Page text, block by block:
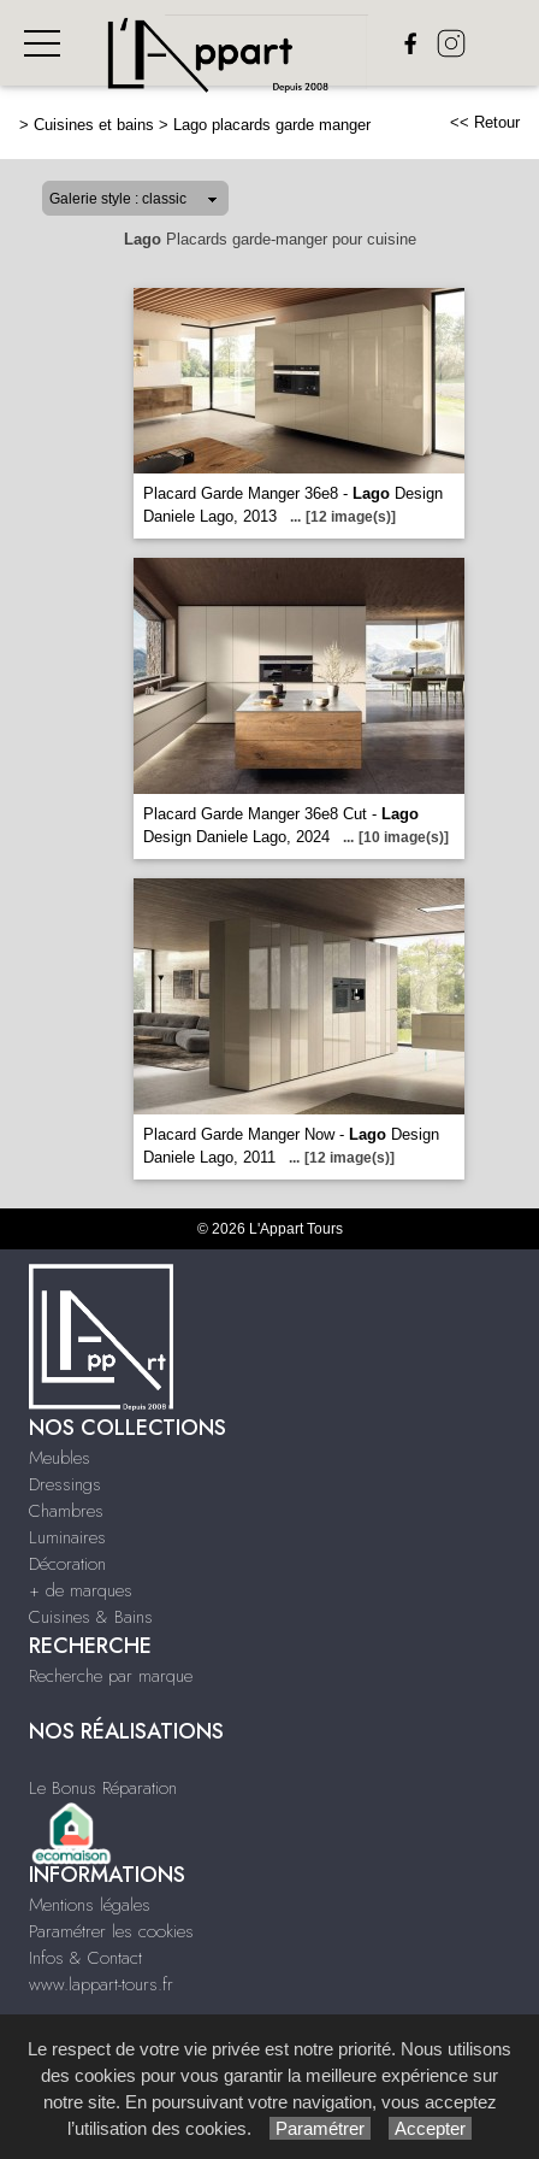
> Cuisines et bains > Lago placards garde manger << Retour
LagoPlacards garde-manger pour cuisine
Placard Garde Manger 36e8 - LagoDesign
Daniele Lago, 2013
... [12 image(s)]
Placard Garde Manger 36e8 Cut - Lago
Design Daniele Lago, 2024
... [10 image(s)]
Placard Garde Manger Now - LagoDesign
Daniele Lago, 2011
... [12 image(s)]
© 2026 L'Appart Tours
NOS COLLECTIONS
Meubles
Dressings
Chambres
Luminaires
Décoration
+ de marques
Cuisines & Bains
RECHERCHE
Recherche par marque
NOS RÉALISATIONS
Le Bonus Réparation
INFORMATIONS
Mentions légales
Paramétrer les cookies
Infos & Contact
www.lappart-tours.fr
Site réalisé avec leSystème de Gestion de Contenu (SGC)imagenia, créé et
développé en France parmémoire d'images.
Le respect de votre vie privée est notre priorité. Nous utilisons
des cookies pour vous garantir la meilleure expérience sur
notre site. En poursuivant votre navigation, vous acceptez
l’utilisation des cookies.
Paramétrer Accepter